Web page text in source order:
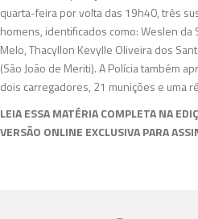
quarta-feira por volta das 19h40, três
homens, identificados como: Weslen da
Melo, Thacyllon Kevylle Oliveira dos
(São João de Meriti). A Polícia também
dois carregadores, 21 munições e uma
LEIA ESSA MATÉRIA COMPLETA NA
VERSÃO ONLINE EXCLUSIVA PARA